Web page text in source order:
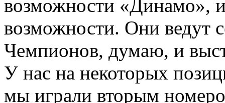
возможности «Динамо»,
возможности. Они ведут
Чемпионов, думаю, и
У нас на некоторых
мы играли вторым